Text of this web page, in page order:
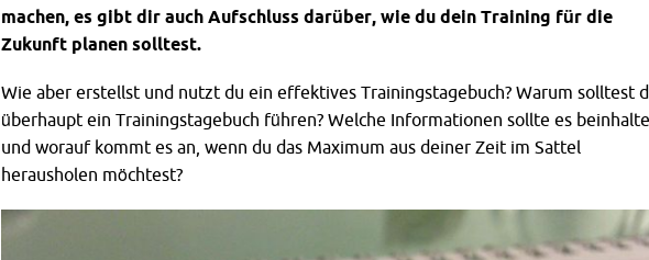
machen, es gibt dir auch Aufschluss darüber, wie du dein Training für die
Zukunft planen solltest.
Wie aber erstellst und nutzt du ein effektives Trainingstagebuch? Warum solltest
überhaupt ein Trainingstagebuch führen? Welche Informationen sollte es
und worauf kommt es an, wenn du das Maximum aus deiner Zeit im Sattel
herausholen möchtest?